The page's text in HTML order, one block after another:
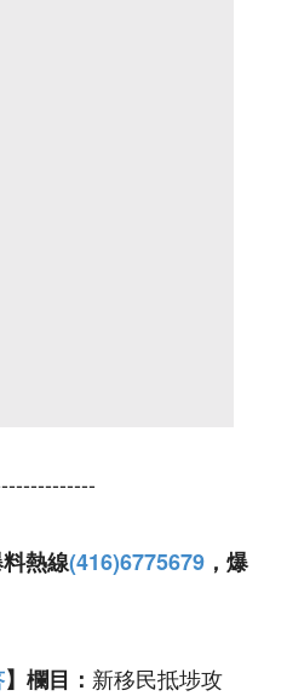
熱線(416)6775679 ，爆
】欄目： 新移民抵埗攻